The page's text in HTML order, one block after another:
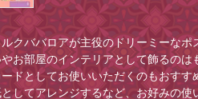
クババロアが主役のドリーミーなポ
お部屋のインテリアとして飾るのは
ドとしてお使いいただくのもおすす
してアレンジするなど、お好みの使